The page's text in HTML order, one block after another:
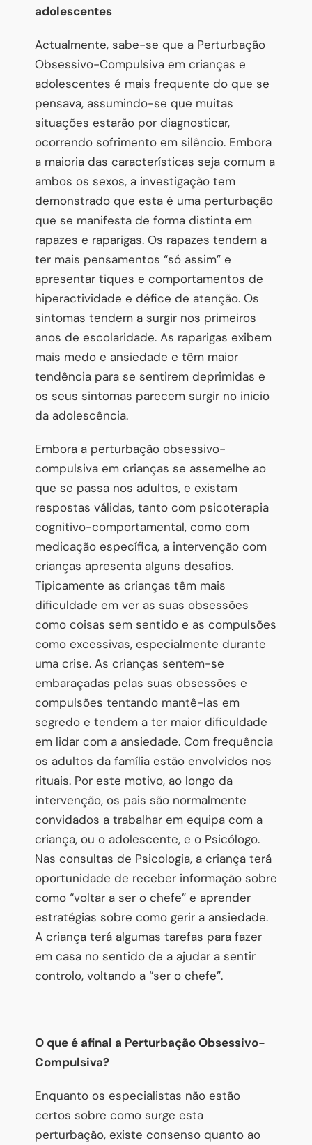
adolescentes
Actualmente, sabe-se que a Perturbação
Obsessivo-Compulsiva em crianças e
adolescentes é mais frequente do que se
pensava, assumindo-se que muitas
situações estarão por diagnosticar,
ocorrendo sofrimento em silêncio. Embora
a maioria das características seja comum a
ambos os sexos, a investigação tem
demonstrado que esta é uma perturbação
que se manifesta de forma distinta em
rapazes e raparigas. Os rapazes tendem a
ter mais pensamentos “só assim” e
apresentar tiques e comportamentos de
hiperactividade e défice de atenção. Os
sintomas tendem a surgir nos primeiros
anos de escolaridade. As raparigas exibem
mais medo e ansiedade e têm maior
tendência para se sentirem deprimidas e
os seus sintomas parecem surgir no inicio
da adolescência.
Embora a perturbação obsessivo-
compulsiva em crianças se assemelhe ao
que se passa nos adultos, e existam
respostas válidas, tanto com psicoterapia
cognitivo-comportamental, como com
medicação específica, a intervenção com
crianças apresenta alguns desafios.
Tipicamente as crianças têm mais
dificuldade em ver as suas obsessões
como coisas sem sentido e as compulsões
como excessivas, especialmente durante
uma crise. As crianças sentem-se
embaraçadas pelas suas obsessões e
compulsões tentando mantê-las em
segredo e tendem a ter maior dificuldade
em lidar com a ansiedade. Com frequência
os adultos da família estão envolvidos nos
rituais. Por este motivo, ao longo da
intervenção, os pais são normalmente
convidados a trabalhar em equipa com a
criança, ou o adolescente, e o Psicólogo.
Nas consultas de Psicologia, a criança terá
oportunidade de receber informação sobre
como “voltar a ser o chefe” e aprender
estratégias sobre como gerir a ansiedade.
A criança terá algumas tarefas para fazer
em casa no sentido de a ajudar a sentir
controlo, voltando a “ser o chefe”.
O que é afinal a Perturbação Obsessivo-
Compulsiva?
Enquanto os especialistas não estão
certos sobre como surge esta
perturbação, existe consenso quanto ao